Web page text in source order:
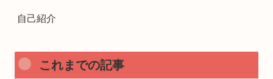
自己紹介
これまでの記事